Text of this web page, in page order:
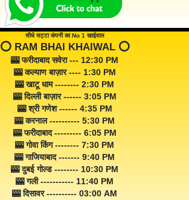
सीधे सट्टा कंपनी का No 1 खाईवाल
⭕️ RAM BHAI KHAIWAL ⭕️
🎰 फरीदाबाद सवेरा --- 12:30 PM
🎰 कल्याण बाज़ार ---- 1:30 PM
🎰 खाटू धाम -------- 2:30 PM
🎰 दिल्ली बाज़ार ------ 3:05 PM
🎰 श्री गणेश ------ 4:35 PM
🎰 करनाल ---------- 5:30 PM
🎰 फरीदाबाद --------- 6:05 PM
🎰 गोवा किंग -------- 7:30 PM
🎰 गाजियाबाद ------- 9:40 PM
🎰 दुबई गोल्ड -------- 10:30 PM
🎰 गली ----------- 11:40 PM
🎰 दिसावर ---------- 03:00 AM